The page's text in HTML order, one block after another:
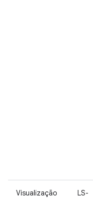
Visualização
LS-